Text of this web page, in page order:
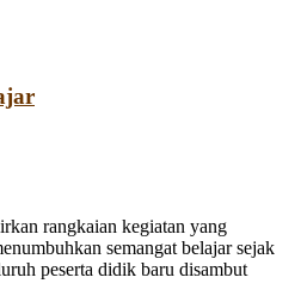
rangkaian kegiatan yang
semangat belajar sejak
peserta didik baru disambut